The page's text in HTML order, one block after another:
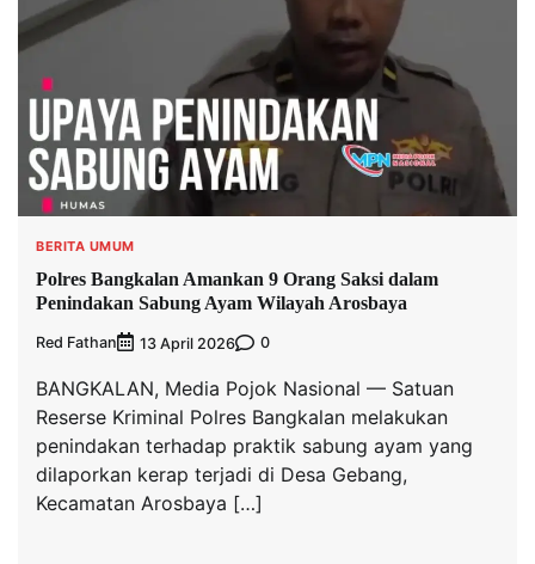
BERITA UMUM
Polres Bangkalan Amankan 9 Orang Saksi dalam
Penindakan Sabung Ayam Wilayah Arosbaya
Red Fathan 13 April 2026 0
BANGKALAN, Media Pojok Nasional — Satuan
Reserse Kriminal Polres Bangkalan melakukan
penindakan terhadap praktik sabung ayam yang
dilaporkan kerap terjadi di Desa Gebang,
Kecamatan Arosbaya […]